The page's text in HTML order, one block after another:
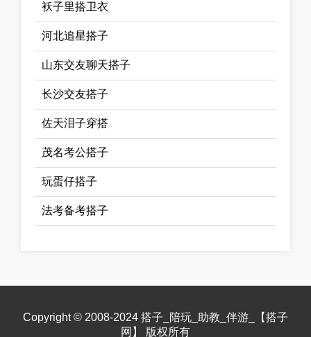
袄子里搭卫衣
河北追星搭子
山东交友聊天搭子
长沙交友搭子
佐天泪子穿搭
茂名考公搭子
玩蛋仔搭子
法考备考搭子
Copyright © 2008-2024 搭子_陪玩_助教_伴游_【搭子
网】 版权所有